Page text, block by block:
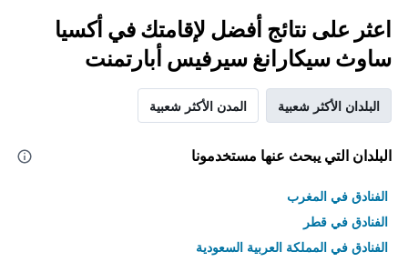
اعثر على نتائج أفضل لإقامتك في أكسيا
ساوث سيكارانغ سيرفيس أبارتمنت
البلدان الأكثر شعبية المدن الأكثر شعبية
البلدان التي يبحث عنها مستخدمونا
الفنادق في المغرب
الفنادق في قطر
الفنادق في المملكة العربية السعودية